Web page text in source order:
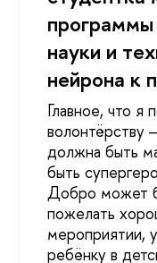
науки и
нейрона к
Главное, что я
волонтёрству
должна быть
быть
Добро может
пожелать
мероприятии,
ребёнку в